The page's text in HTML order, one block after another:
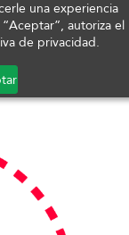
una experiencia
autoriza el
de privacidad.